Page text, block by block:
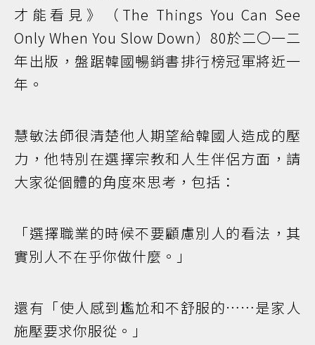
才能看見》（The Things You Can See
Only When You Slow Down）80於二〇一二
年出版，盤踞韓國暢銷書排行榜冠軍將近一
年。
慧敏法師很清楚他人期望給韓國人造成的壓
力，他特別在選擇宗教和人生伴侶方面，請
大家從個體的角度來思考，包括：
「選擇職業的時候不要顧慮別人的看法，其
實別人不在乎你做什麼。」
還有「使人感到尷尬和不舒服的……是家人
施壓要求你服從。」